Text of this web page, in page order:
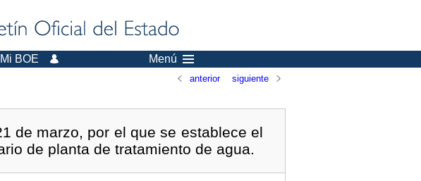
Mi BOE Menú
anterior siguiente
de marzo, por el que se establece el
de planta de tratamiento de agua.